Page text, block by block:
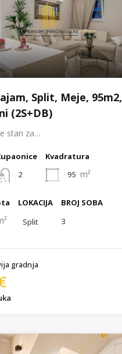
Split, Meje, 95m2,
(2S+DB)
stan za…
2
Kvadratura
95 m²
LOKACIJA
Split
BROJ SOBA
3
gradnja